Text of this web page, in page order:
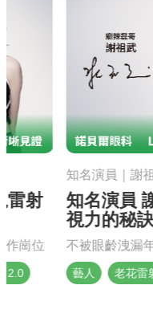
雷射
作崗位
2.0
知名演員｜謝
知名演員
視力的秘
不被眼齡洩漏
藝人 老花雷